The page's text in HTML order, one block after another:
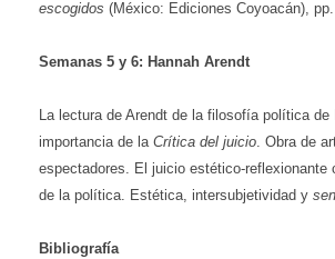
escogidos (México: Ediciones Coyoacán), pp.
Semanas 5 y 6: Hannah Arendt
La lectura de Arendt de la filosofía política de
importancia de la Crítica del juicio . Obra de
espectadores. El juicio estético-reflexionante
de la política. Estética, intersubjetividad y
Bibliografía